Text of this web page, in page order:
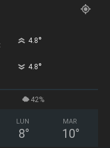
4.8°
4.8°
42%
LUN
8°
MAR
10°